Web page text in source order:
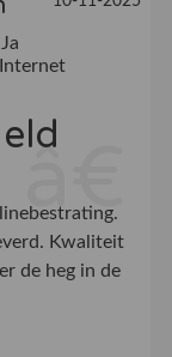
Ja
Internet
Kwaliteit
de heg in de